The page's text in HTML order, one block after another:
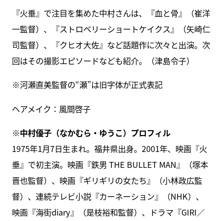
『火垂』で注目を集めた中村さんは、『血と骨』（崔洋
一監督）、『ストロベリーショートケイクス』（矢崎仁
司監督）、『クヒオ大佐』など話題作に次々と出演。次
回はその撮影エピソードなども紹介。（津島令子）
※河瀬直美監督の“瀬”は旧字体が正式表記
ヘアメイク：風間啓子
※中村優子（なかむら・ゆうこ）プロフィル
1975年1月7日生まれ。福井県出身。2001年、映画『火
垂』で初主演。映画『鉄男 THE BULLET MAN』（塚本
晋也監督）、映画『ギリギリの女たち』（小林政広監
督）、連続テレビ小説『カーネーション』（NHK）、
映画『海街diary』（是枝裕和監督）、ドラマ『GIRI／